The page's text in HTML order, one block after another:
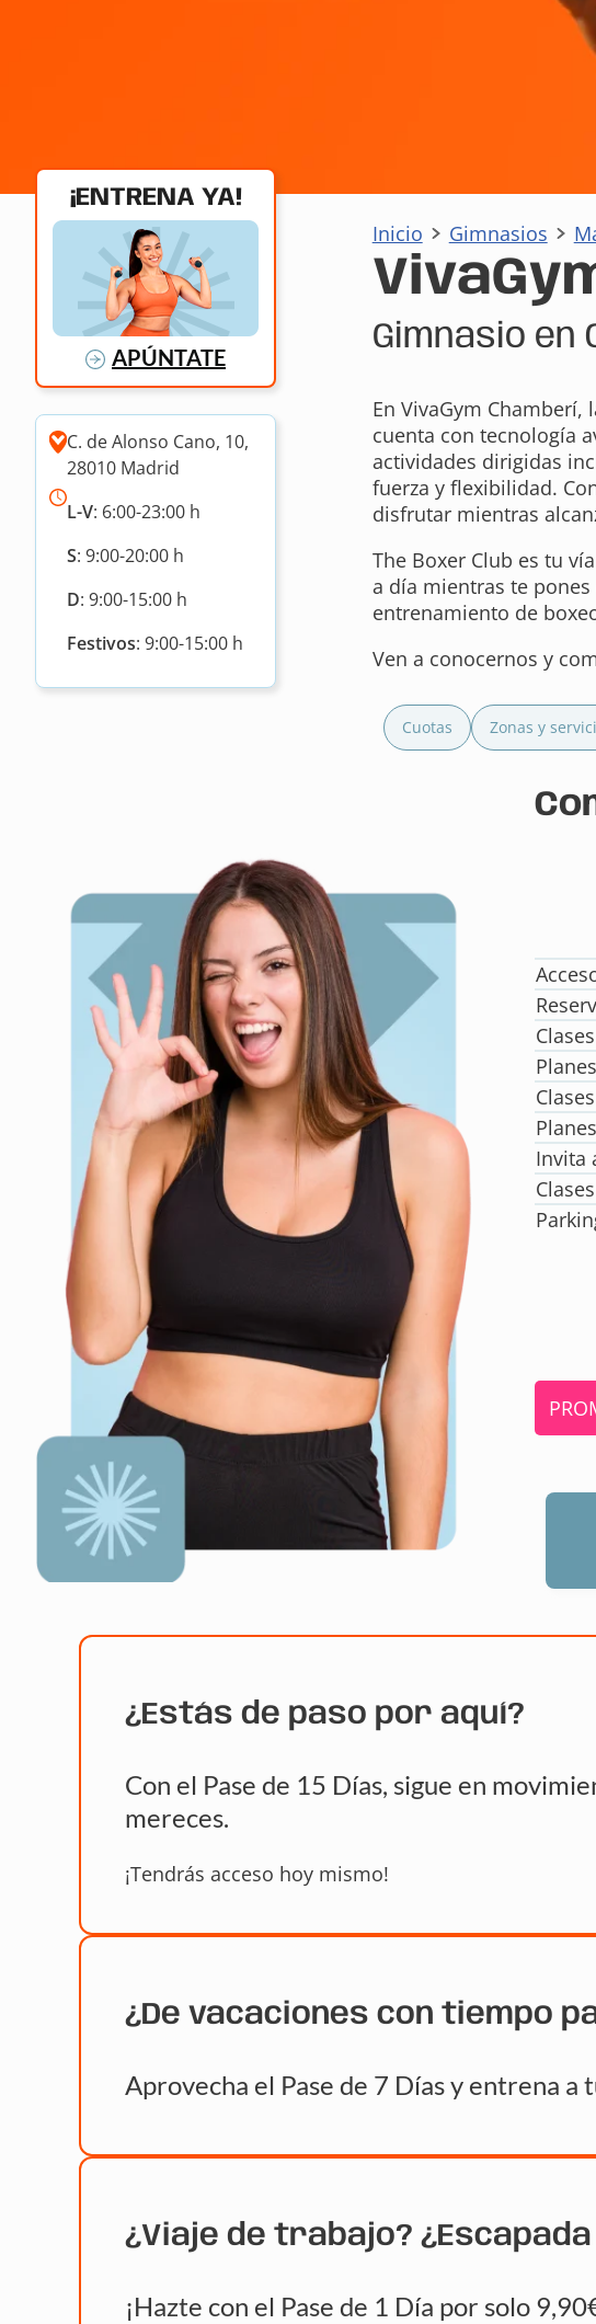
¡ENTRENA YA!
APÚNTATE
C. de Alonso Cano, 10,
28010 Madrid
L-V: 6:00-23:00 h
S: 9:00-20:00 h
D: 9:00-15:00 h
Festivos: 9:00-15:00 h
Inicio Gimnasios
Gimnasio en
En VivaGym
cuenta con tecnología
actividades dirigidas
fuerza y flexibilidad.
disfrutar mientras
The Boxer Club es tu
a día mientras te
entrenamiento de
Ven a conocernos y
Cuotas Zonas y
Invita
¿Estás de paso por aquí?
Con el Pase de 15 Días, sigue en
mereces.
¡Tendrás acceso hoy mismo!
¿De vacaciones con tiempo
Aprovecha el Pase de 7 Días y entrena a
¿Viaje de trabajo?
¡Hazte con el Pase de 1 Día por solo